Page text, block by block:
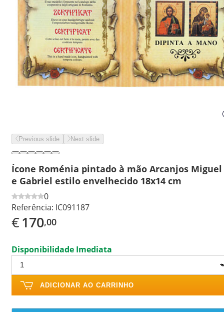
Previous slide Next slide
Ícone Roménia pintado à mão Arcanjos Miguel
e Gabriel estilo envelhecido 18x14 cm
0
Referência: IC091187
€170,00
Disponibilidade Imediata
ADICIONAR AO CARRINHO